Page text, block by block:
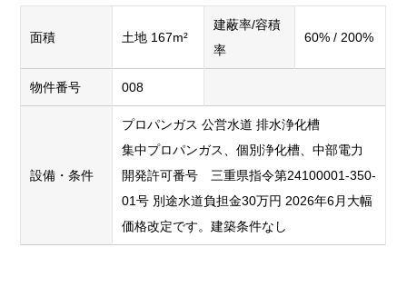
面積 土地 167m²
建蔽率/容積
率
60% / 200%
物件番号 008
設備・条件
プロパンガス 公営水道 排水浄化槽
集中プロパンガス、個別浄化槽、中部電力
開発許可番号 三重県指令第24100001-350-
01号 別途水道負担金30万円 2026年6月大幅
価格改定です。建築条件なし